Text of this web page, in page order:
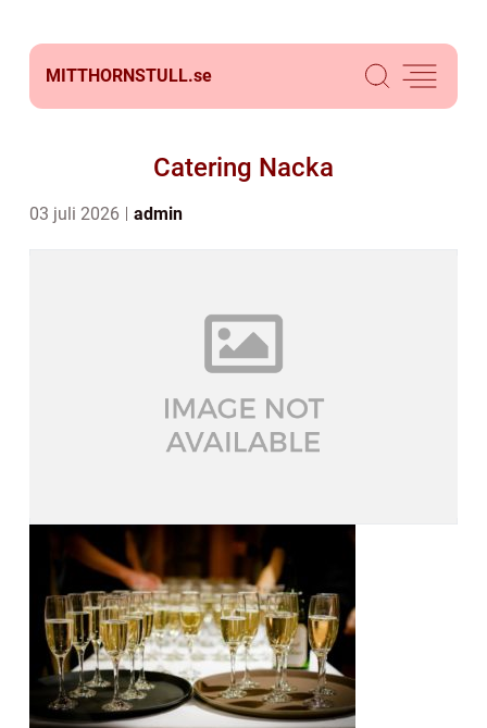
MITTHORNSTULL.se
Catering Nacka
03 juli 2026 admin